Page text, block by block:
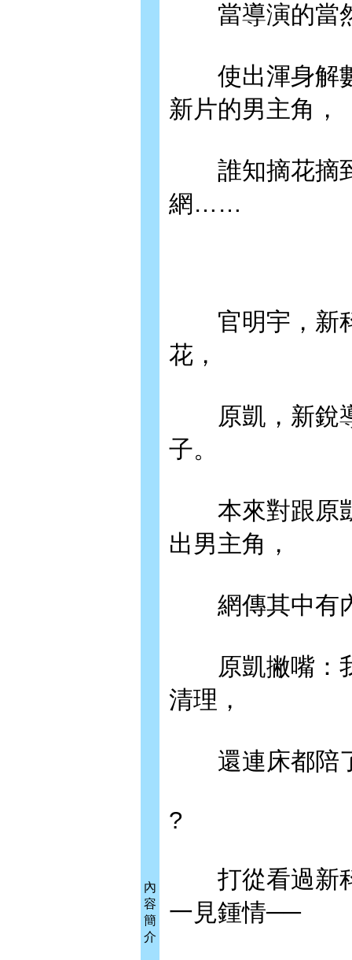
內
容
簡
介
當導演的當然
使出渾身解數
新片的男主角，
誰知摘花摘到
網……
官明宇，新科
花，
原凱，新銳導
子。
本來對跟原凱
出男主角，
網傳其中有內
原凱撇嘴：我
清理，
還連床都陪了
?
打從看過新科
一見鍾情──